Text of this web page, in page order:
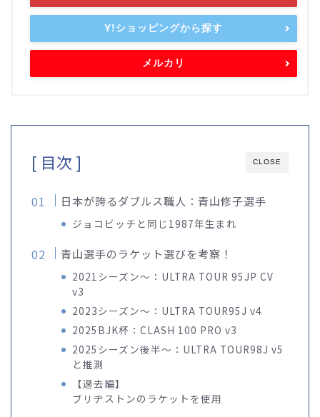
Y!ショッピングから探す
メルカリ
CLOSE
[ 目次 ]
日本が誇るダブルス職人：青山修子選手
ジョコビッチと同じ1987年生まれ
青山選手のラケット選びを考察！
2021シーズン～：ULTRA TOUR 95JP CV
v3
2023シーズン～：ULTRA TOUR95J v4
2025BJK杯：CLASH 100 PRO v3
2025シーズン後半～：ULTRA TOUR98J v5
と推測
【過去編】
ブリヂストンのラケットを使用